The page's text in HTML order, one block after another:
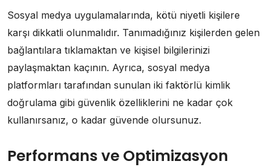
Sosyal medya uygulamalarında, kötü niyetli kişilere
karşı dikkatli olunmalıdır. Tanımadığınız kişilerden gelen
bağlantılara tıklamaktan ve kişisel bilgilerinizi
paylaşmaktan kaçının. Ayrıca, sosyal medya
platformları tarafından sunulan iki faktörlü kimlik
doğrulama gibi güvenlik özelliklerini ne kadar çok
kullanırsanız, o kadar güvende olursunuz.
Performans ve Optimizasyon